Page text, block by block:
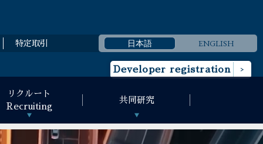
特定取引 日本語 ENGLISH
Developer registration
リクルート
Recruiting
共同研究